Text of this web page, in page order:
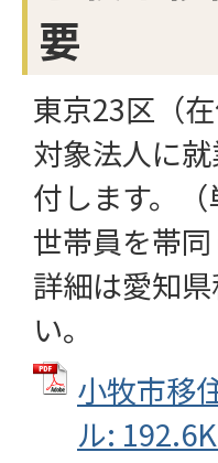
要
東京23区（
対象法人に
付します。
世帯員を帯
詳細は愛知
い。
小牧市移
ル: